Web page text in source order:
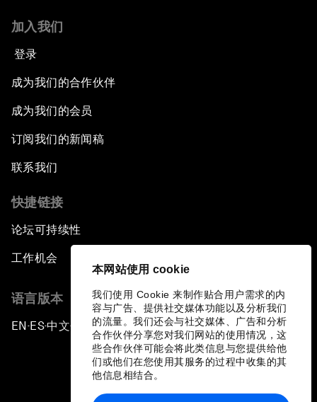
本网站使用 cookie
我们使用 Cookie 来制作贴合用户需求的内
容与广告、提供社交媒体功能以及分析我们
的流量。我们还会与社交媒体、广告和分析
合作伙伴分享您对我们网站的使用情况，这
些合作伙伴可能会将此类信息与您提供给他
们或他们在您使用其服务的过程中收集的其
他信息相结合。
加入我们
登录
成为我们的合作伙伴
成为我们的会员
订阅我们的新闻稿
联系我们
快捷链接
论坛可持续性
工作机会
语言版本
EN ▪ ES▪中文▪ 日本語